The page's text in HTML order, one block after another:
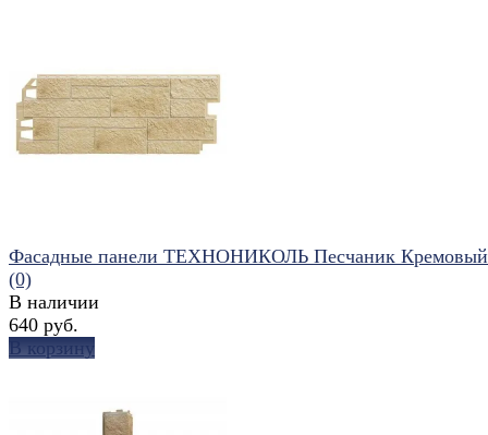
Фасадные панели ТЕХНОНИКОЛЬ Песчаник Кремовый
(0)
В наличии
640 руб.
В корзину